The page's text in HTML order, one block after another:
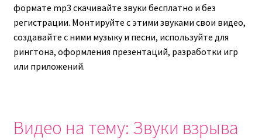
формате mp3 скачивайте звуки бесплатно и без
регистрации. Монтируйте с этими звуками свои видео,
создавайте с ними музыку и песни, используйте для
рингтона, оформления презентаций, разработки игр
или приложений.
Видео на тему: Звуки взрыва